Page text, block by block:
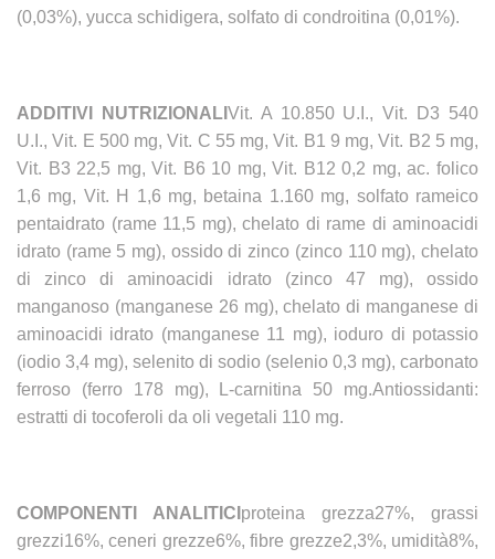
(0,03%), yucca schidigera, solfato di condroitina (0,01%).
ADDITIVI NUTRIZIONALI Vit. A 10.850 U.I., Vit. D3 540
U.I., Vit. E 500 mg, Vit. C 55 mg, Vit. B1 9 mg, Vit. B2 5 mg,
Vit. B3 22,5 mg, Vit. B6 10 mg, Vit. B12 0,2 mg, ac. folico
1,6 mg, Vit. H 1,6 mg, betaina 1.160 mg, solfato rameico
pentaidrato (rame 11,5 mg), chelato di rame di aminoacidi
idrato (rame 5 mg), ossido di zinco (zinco 110 mg), chelato
di zinco di aminoacidi idrato (zinco 47 mg), ossido
manganoso (manganese 26 mg), chelato di manganese di
aminoacidi idrato (manganese 11 mg), ioduro di potassio
(iodio 3,4 mg), selenito di sodio (selenio 0,3 mg), carbonato
ferroso (ferro 178 mg), L-carnitina 50 mg.Antiossidanti:
estratti di tocoferoli da oli vegetali 110 mg.
COMPONENTI ANALITICI proteina grezza27%, grassi
grezzi16%, ceneri grezze6%, fibre grezze2,3%, umidità8%,